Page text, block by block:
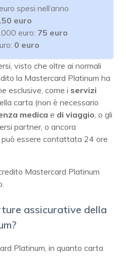
spesi nell’anno
euro
euro: 75 euro
0 euro
visto che oltre ai normali
la Mastercard Platinum ha
esclusive, come i servizi
carta (non è necessario
medica e di viaggio , o gli
partner, o ancora
può essere contattata 24 ore
Mastercard Platinum
assicurative della
Platinum, in quanto carta